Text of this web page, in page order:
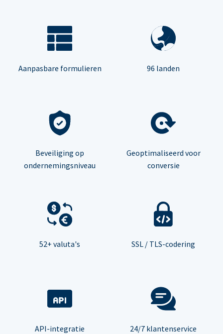
Aanpasbare formulieren 96 landen
Beveiliging op
ondernemingsniveau
Geoptimaliseerd voor
conversie
52+ valuta's SSL / TLS-codering
API-integratie 24/7 klantenservice